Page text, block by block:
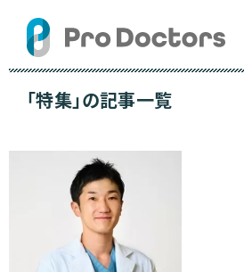
「特集」の記事一覧